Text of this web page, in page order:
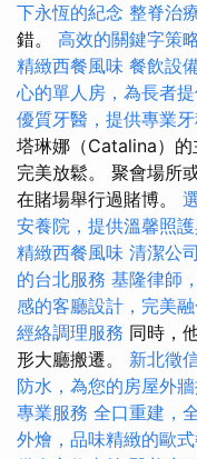
下永恆的紀念 整脊治
錯。 高效的關鍵字策
精緻西餐風味 餐飲設
心的單人房，為長者
優質牙醫，提供專業
塔琳娜（Catalina）
完美放鬆。 聚會場所
在賭場舉行過賭博。
安養院，提供溫馨照
精緻西餐風味 清潔公
的台北服務 基隆律師
感的客廳設計，完美
經絡調理服務 同時，
形大廳搬遷。 新北徵
防水，為您的房屋外
專業服務 全口重建，
外燴，品味精緻的歐